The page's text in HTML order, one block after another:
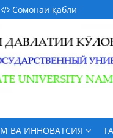
Сомонаи қаблӣ
ВА ИННОВАТСИЯ